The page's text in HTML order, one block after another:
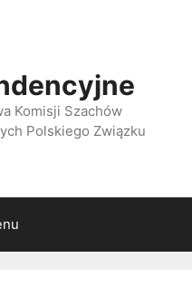
Komisji Szachów
Polskiego Związku